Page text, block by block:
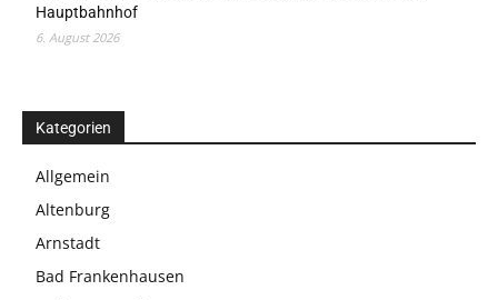
Hauptbahnhof
6. August 2026
Kategorien
Allgemein
Altenburg
Arnstadt
Bad Frankenhausen